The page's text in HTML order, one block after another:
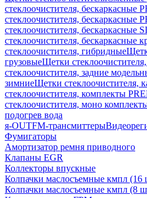
стеклоочистителя, бескаркасные
стеклоочистителя, бескаркасные
стеклоочистителя, бескаркасные
стеклоочистителя, бескаркасные
стеклоочистителя, гибридные
грузовыеЩетки
стеклоочистителя, задние
зимниеЩетки стеклоочистителя,
стеклоочистителя, комплекты
стеклоочистителя, моно
подогрев вода
я-OUTFM-трансмиттеры
Фумигаторы
Амортизатор ремня приводного
Клапаны EGR
Коллекторы впускные
Колпачки маслосъемные кмпл (16
Колпачки маслосъемные кмпл (8